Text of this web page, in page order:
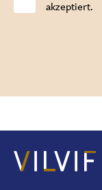
akzeptiert.